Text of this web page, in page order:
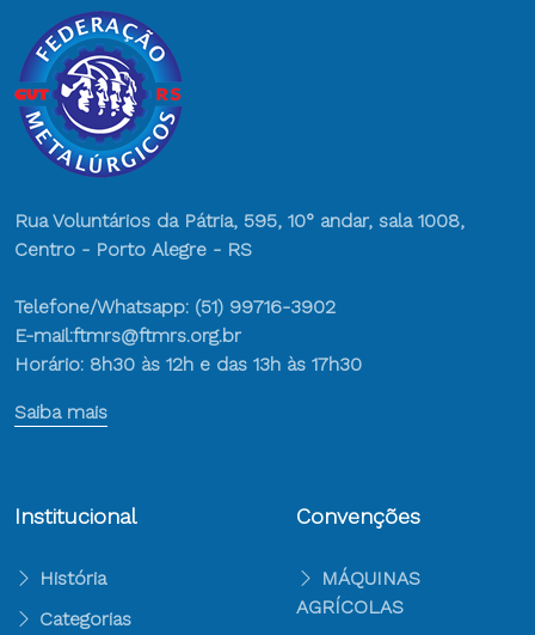
Rua Voluntários da Pátria, 595, 10° andar, sala 1008,
Centro - Porto Alegre - RS
Telefone/Whatsapp: (51) 99716-3902
E-mail:ftmrs@ftmrs.org.br
Horário: 8h30 às 12h e das 13h às 17h30
Saiba mais
Institucional
História
Categorias
Convenções
MÁQUINAS
AGRÍCOLAS